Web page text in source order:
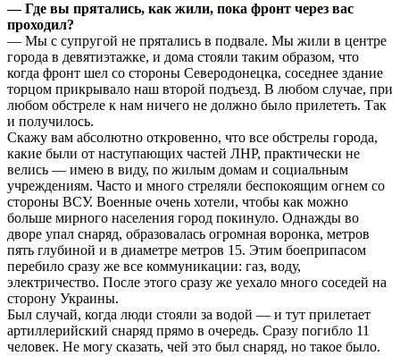
— Где вы прятались, как жили, пока фронт через вас
проходил?
— Мы с супругой не прятались в подвале. Мы жили в центре
города в девятиэтажке, и дома стояли таким образом, что
когда фронт шел со стороны Северодонецка, соседнее здание
торцом прикрывало наш второй подъезд. В любом случае, при
любом обстреле к нам ничего не должно было прилететь. Так
и получилось.
Скажу вам абсолютно откровенно, что все обстрелы города,
какие были от наступающих частей ЛНР, практически не
велись — имею в виду, по жилым домам и социальным
учреждениям. Часто и много стреляли беспокоящим огнем со
стороны ВСУ. Военные очень хотели, чтобы как можно
больше мирного населения город покинуло. Однажды во
дворе упал снаряд, образовалась огромная воронка, метров
пять глубиной и в диаметре метров 15. Этим боеприпасом
перебило сразу же все коммуникации: газ, воду,
электричество. После этого сразу же уехало много соседей на
сторону Украины.
Был случай, когда люди стояли за водой — и тут прилетает
артиллерийский снаряд прямо в очередь. Сразу погибло 11
человек. Не могу сказать, чей это был снаряд, но такое было.